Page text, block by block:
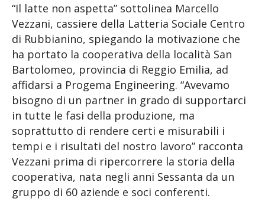
“Il latte non aspetta” sottolinea Marcello
Vezzani, cassiere della Latteria Sociale Centro
di Rubbianino, spiegando la motivazione che
ha portato la cooperativa della località San
Bartolomeo, provincia di Reggio Emilia, ad
affidarsi a Progema Engineering. “Avevamo
bisogno di un partner in grado di supportarci
in tutte le fasi della produzione, ma
soprattutto di rendere certi e misurabili i
tempi e i risultati del nostro lavoro” racconta
Vezzani prima di ripercorrere la storia della
cooperativa, nata negli anni Sessanta da un
gruppo di 60 aziende e soci conferenti.